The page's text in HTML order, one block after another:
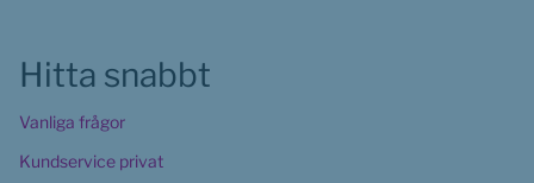
Hitta snabbt
Vanliga frågor
Kundservice privat